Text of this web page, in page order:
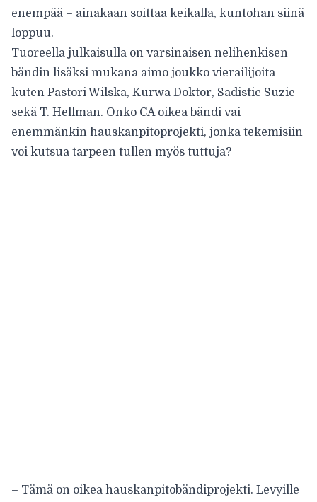
enempää – ainakaan soittaa keikalla, kuntohan siinä
loppuu.
Tuoreella julkaisulla on varsinaisen nelihenkisen
bändin lisäksi mukana aimo joukko vierailijoita
kuten Pastori Wilska, Kurwa Doktor, Sadistic Suzie
sekä T. Hellman. Onko CA oikea bändi vai
enemmänkin hauskanpitoprojekti, jonka tekemisiin
voi kutsua tarpeen tullen myös tuttuja?
– Tämä on oikea hauskanpitobändiprojekti. Levyille